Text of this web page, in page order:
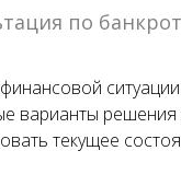
по
варианты
текущее